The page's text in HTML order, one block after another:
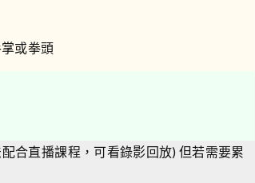
或拳頭
合直播課程，可看錄影回放) 但若需要累